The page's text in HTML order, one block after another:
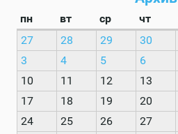
пн вт ср чт
27
28 29 30
3
4 5 6
10
11 12 13
17
18 19 20
24
25 26 27